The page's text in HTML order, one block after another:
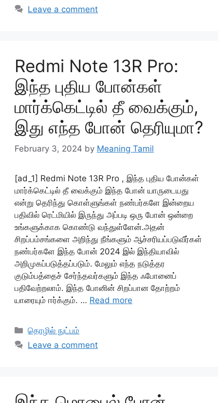
Leave a comment
Redmi Note 13R Pro:
இந்த புதிய போன்கள்
மார்க்கெட்டில் தீ வைக்கும்,
இது எந்த போன் தெரியுமா?
February 3, 2024 by Meaning Tamil
[ad_1] Redmi Note 13R Pro , இந்த புதிய போன்கள்
மார்க்கெட்டில் தீ வைக்கும் இந்த போன் யாருடையது
என்று தெரிந்து கொள்ளுங்கள் நண்பர்களே இன்றைய
பதிவில் ரெட்மியில் இருந்து அப்படி ஒரு போன் ஒன்றை
உங்களுக்காக கொண்டு வந்துள்ளேன்.அதன்
சிறப்பம்சங்களை அறிந்து நீங்களும் ஆச்சரியப்படுவீர்கள்
நண்பர்களே இந்த போன் 2024 இல் இந்தியாவில்
அறிமுகப்படுத்தப்படும். மேலும் எந்த நடுத்தர
குடும்பத்தைச் சேர்ந்தவர்களும் இந்த ஃபோனைப்
பதிவேற்றலாம். இந்த போனின் சிறப்பான தோற்றம்
யாரையும் ஈர்க்கும். … Read more
Categories
தொழில் நுட்பம்
Leave a comment